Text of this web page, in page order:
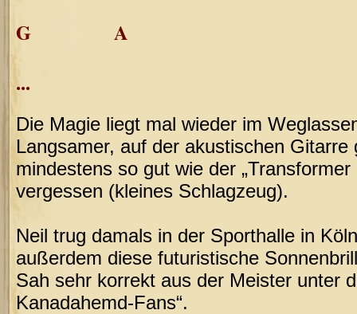
G A
...
Die Magie liegt mal wieder im
Langsamer, auf der akustischen
mindestens so gut wie der
vergessen (kleines Schlagzeug).
Neil trug damals in der Sporthalle in
außerdem diese futuristische
Sah sehr korrekt aus der Meister unter
Kanadahemd-Fans“.